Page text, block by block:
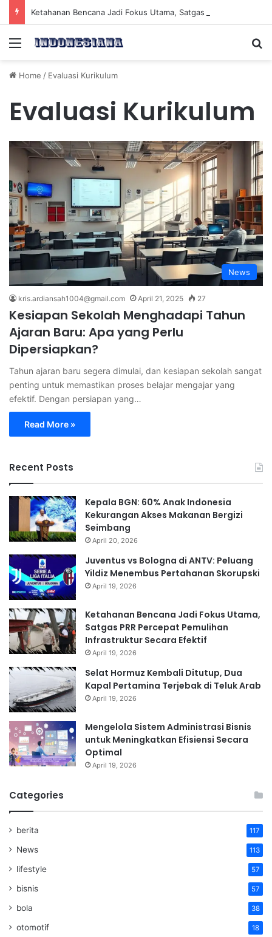
Menu
Home / Evaluasi Kurikulum
Evaluasi Kurikulum
News
kris.ardiansah1004@gmail.com April 21, 2025 27
Kesiapan Sekolah Menghadapi Tahun
Ajaran Baru: Apa yang Perlu
Dipersiapkan?
Tahun ajaran baru segera dimulai, dan kesiapan sekolah sangat
penting untuk memastikan proses belajar mengajar yang
efektif. Dengan persiapan yang…
Read More »
Recent Posts
Kepala BGN: 60% Anak Indonesia
Kekurangan Akses Makanan Bergizi
Seimbang
April 20, 2026
Juventus vs Bologna di ANTV: Peluang
Yildiz Menembus Pertahanan Skorupski
April 19, 2026
Ketahanan Bencana Jadi Fokus Utama,
Satgas PRR Percepat Pemulihan
Infrastruktur Secara Efektif
April 19, 2026
Selat Hormuz Kembali Ditutup, Dua
Kapal Pertamina Terjebak di Teluk Arab
April 19, 2026
Mengelola Sistem Administrasi Bisnis
untuk Meningkatkan Efisiensi Secara
Optimal
April 19, 2026
Categories
berita 117
News 113
lifestyle 57
bisnis 57
bola 38
otomotif 18